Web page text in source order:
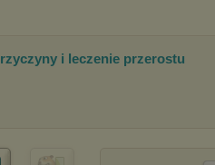
i leczenie przerostu